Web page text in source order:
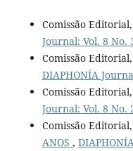
Comissão Editorial,
Journal: Vol. 8 No.
Comissão Editorial,
DIAPHONÍA
Comissão Editorial,
Journal: Vol. 8 No.
Comissão Editorial,
ANOS ,